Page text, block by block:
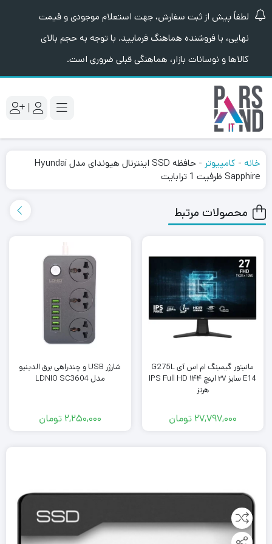
لطفاً پیش از ثبت سفارش، جهت استعلام موجودی و قیمت
نهایی، با فروشنده هماهنگ فرمایید. با توجه به حجم بالای
کالاها و نوسانات بازار، هماهنگی قبلی ضروری است.
|
خانه - کامپیوتر -
حافظه SSD اینترنال هیوندای مدل Hyundai
Sapphire ظرفیت 1 ترابایت
محصولات مرتبط
مانیتور گیمینگ ام اس آی G275L
E14 سایز ۲۷ اینچ IPS Full HD ۱۴۴
هرتز
27,797,000 تومان
شارژر USB و چندراهی برق الدینیو
مدل LDNIO SC3604
2,250,000 تومان